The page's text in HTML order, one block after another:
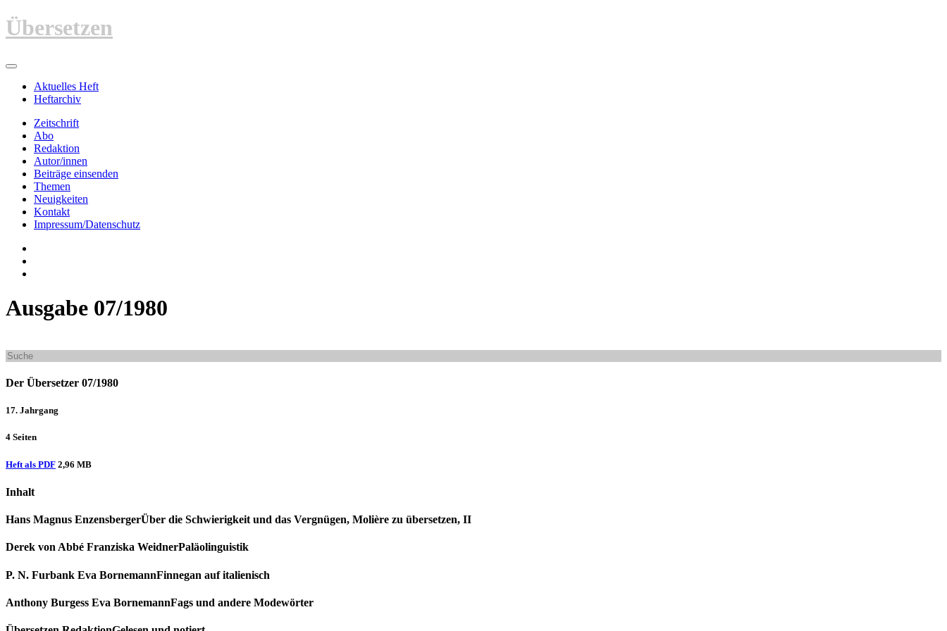
Zum
Inhalt
Übersetzen
Aktuelles Heft
Heftarchiv
Zeitschrift
Abo
Redaktion
Autor/innen
Beiträge einsenden
Themen
Neuigkeiten
Kontakt
Impressum/Datenschutz
Ausgabe 07/1980
Der Übersetzer 07/1980
17. Jahrgang
4 Seiten
Heft als PDF 2,96 MB
Inhalt
Hans Magnus EnzensbergerÜber die Schwierigkeit und das Vergnügen, Molière zu übersetzen, II
Derek von Abbé Franziska WeidnerPaläolinguistik
P. N. Furbank Eva BornemannFinnegan auf italienisch
Anthony Burgess Eva BornemannFags und andere Modewörter